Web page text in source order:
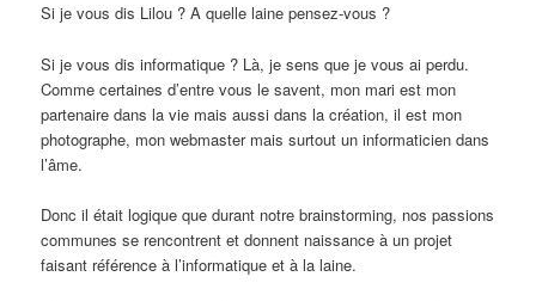
Si je vous dis Lilou ? A quelle laine pensez-vous ?
Si je vous dis informatique ? Là, je sens que je vous ai perdu.
Comme certaines d’entre vous le savent, mon mari est mon
partenaire dans la vie mais aussi dans la création, il est mon
photographe, mon webmaster mais surtout un informaticien dans
l’âme.
Donc il était logique que durant notre brainstorming, nos passions
communes se rencontrent et donnent naissance à un projet
faisant référence à l’informatique et à la laine.